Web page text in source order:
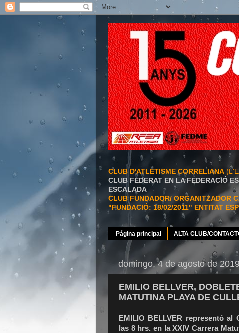
CLUB D'ATLETISME CORRELIANA
CLUB FEDERAT EN LA FEDERACIÓ
ESCALADA
CLUB FUNDADOR/ ORGANITZADOR
"FUNDACIÓ: 18/02/2011" ENTITAT
Página principal ALTA CLUB/
domingo, 4 de agosto de 2019
EMILIO BELLVER,
MATUTINA PLAYA DE
EMILIO BELLVER representó al
las 8 hrs. en la XXIV Carrera